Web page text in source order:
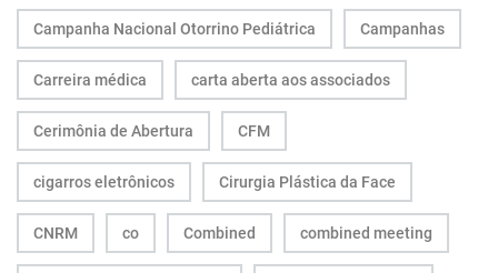
Campanha Nacional Otorrino Pediátrica Campanhas
Carreira médica carta aberta aos associados
Cerimônia de Abertura CFM
cigarros eletrônicos Cirurgia Plástica da Face
CNRM co Combined combined meeting